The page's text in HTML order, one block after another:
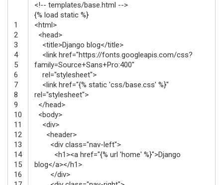
1
2
3
4
5
6
7
8
9
10
11
12
13
14
15
16
<!-- templates/base.html -->
{% load static %}
<html>
<head>
<title>Django blog</title>
<link href="https://fonts.googleapis.com/css?
family=Source+Sans+Pro:400"
rel="stylesheet">
<link href="{% static 'css/base.css' %}"
rel="stylesheet">
</head>
<body>
<div>
<header>
<div class="nav-left">
<h1><a href="{% url 'home' %}">Django
blog</a></h1>
</div>